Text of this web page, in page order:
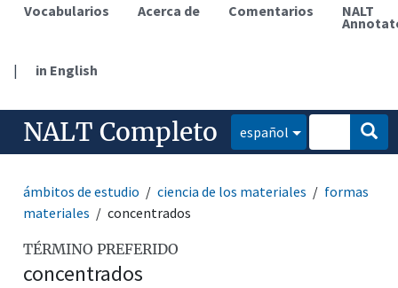
Vocabularios Acerca de Comentarios NALT
| in English
NALT Completo español
ámbitos de estudio ciencia de los materiales
formas
materiales
concentrados
TÉRMINO PREFERIDO
concentrados